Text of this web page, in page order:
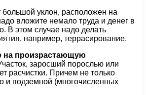
большой уклон, расположен на
вложите немало труда и денег в
В этом случае надо делать
например, террасирование.
на произрастающую
заросший порослью или
расчистки. Причем не только
и подземной (многочисленных